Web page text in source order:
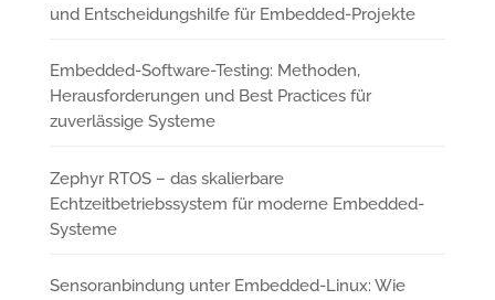
und Entscheidungshilfe für Embedded-Projekte
Embedded-Software-Testing: Methoden,
Herausforderungen und Best Practices für
zuverlässige Systeme
Zephyr RTOS – das skalierbare
Echtzeitbetriebssystem für moderne Embedded-
Systeme
Sensoranbindung unter Embedded-Linux: Wie